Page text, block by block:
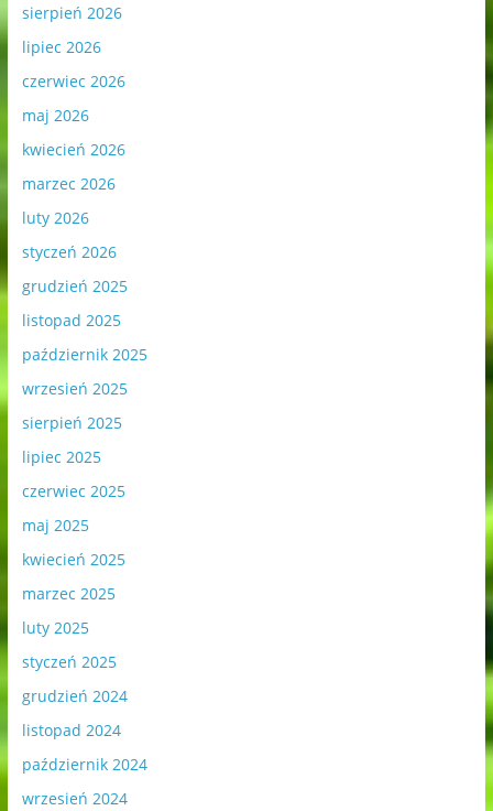
sierpień 2026
lipiec 2026
czerwiec 2026
maj 2026
kwiecień 2026
marzec 2026
luty 2026
styczeń 2026
grudzień 2025
listopad 2025
październik 2025
wrzesień 2025
sierpień 2025
lipiec 2025
czerwiec 2025
maj 2025
kwiecień 2025
marzec 2025
luty 2025
styczeń 2025
grudzień 2024
listopad 2024
październik 2024
wrzesień 2024